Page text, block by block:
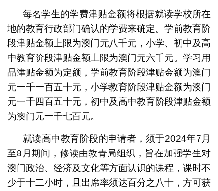
每名学生的学费津贴金额将根据就读学校所在
地的教育行政部门确认的学费来确定。学前教育阶
段津贴金额上限为澳门元八千元，小学、初中及高
中教育阶段津贴金额上限为澳门元六千元。学习用
品津贴金额为定额，学前教育阶段津贴金额为澳门
元一千一百五十元，小学教育阶段津贴金额为澳门
元一千四百五十元，初中及高中教育阶段津贴金额
为澳门元一千七百元。
就读高中教育阶段的申请者，须于2024年7月
至8月期间，修读由教青局组织，旨在加强学生对
澳门政治、经济及文化等方面认识的课程，课时不
少于十二小时，且出席率须达百分之八十，方可获